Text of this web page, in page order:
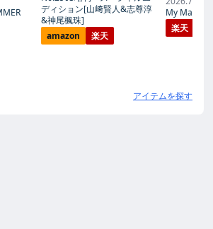
ディション[山﨑賢人&志尊淳
&神尾楓珠]
amazon
楽天
My Magic
楽天
アイテムを探す